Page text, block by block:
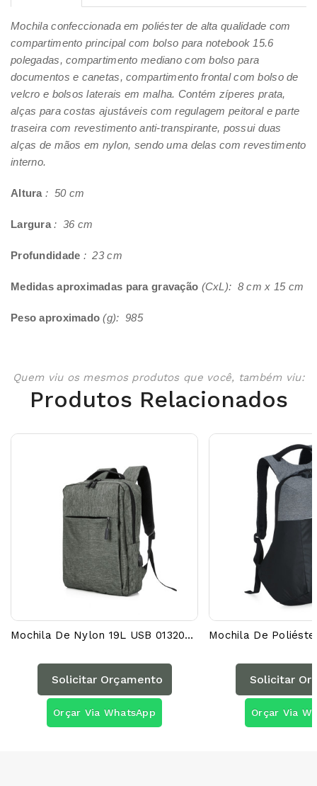
Mochila confeccionada em poliéster de alta qualidade com
compartimento principal com bolso para notebook 15.6
polegadas, compartimento mediano com bolso para
documentos e canetas, compartimento frontal com bolso de
velcro e bolsos laterais em malha. Contém zíperes prata,
alças para costas ajustáveis com regulagem peitoral e parte
traseira com revestimento anti-transpirante, possui duas
alças de mãos em nylon, sendo uma delas com revestimento
interno.
Altura : 50 cm
Largura: 36 cm
Profundidade : 23 cm
Medidas aproximadas para gravação (CxL): 8 cm x 15 cm
Peso aproximado (g): 985
Quem viu os mesmos produtos que você, também viu:
Produtos Relacionados
Mochila De Nylon 19L USB 01320AG
Solicitar Orçamento
Orçar Via WhatsApp
Solicitar
Orçar Via